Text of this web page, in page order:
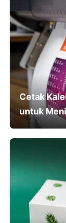
Cetak
untuk